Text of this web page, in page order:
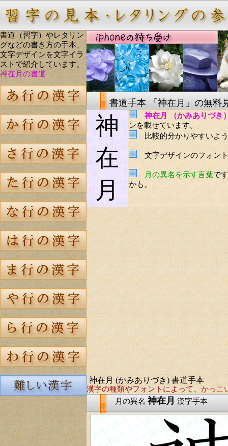
書道（習字）やレタリン
グなどの書き方の手本、
文字デザインを文字イラ
ストで紹介しています。
神在月の書道
書道手本 「神在月」の無料
神
在
月
神在月 （かみありづき
ンを載せています。
比較的分かりやすいよ
文字デザインのフォン
月の異名を示す言葉で
かも。
神在月 (かみありづき) 書道手本
漢字の種類やフォントによって、 かっこ
月の異名神在月 漢字手本